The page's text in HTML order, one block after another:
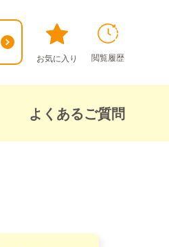
お気に入り 閲覧履歴
よくあるご質問